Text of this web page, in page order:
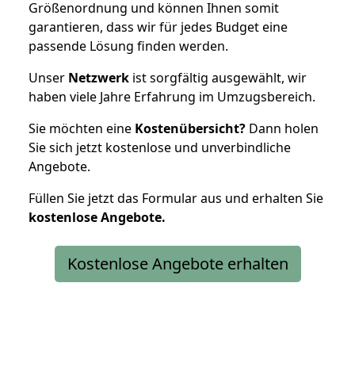
Größenordnung und können Ihnen somit
garantieren, dass wir für jedes Budget eine
passende Lösung finden werden.
Unser Netzwerk ist sorgfältig ausgewählt, wir
haben viele Jahre Erfahrung im Umzugsbereich.
Sie möchten eine Kostenübersicht? Dann holen
Sie sich jetzt kostenlose und unverbindliche
Angebote.
Füllen Sie jetzt das Formular aus und erhalten Sie
kostenloseAngebote.
Kostenlose Angebote erhalten